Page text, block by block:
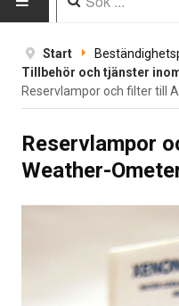
INSTRUMENT
Typ av materialprovning
Tillämpningar
Start
Tillbehör och tjänster
Reservlampor och filter till
Reservlampor
Weather-